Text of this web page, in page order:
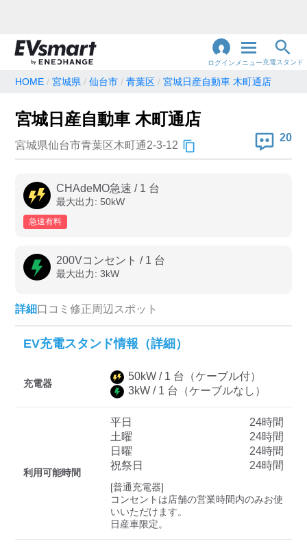
ログイン メニュー充電スタンド
地名・観光スポット・住所で検索
充電器の種類
急速充電器のみ表示
高速道路上のみ表示
認証システム
EV充電エネチェンジ
三菱ディーラーを表示
日産ディーラーを表示
すべて 中速-20kW-以上
HOME 宮城県 仙台市 青葉区 宮城日産自動車 木町通店
宮城日産自動車 木町通店
宮城県仙台市青葉区木町通2-3-12
20
CHAdeMO急速 / 1 台
最大出力: 50kW
急速有料
200Vコンセント / 1 台
最大出力: 3kW
詳細口コミ 修正周辺スポット
EV充電スタンド情報（詳細）
充電器
50kW / 1 台
（ケーブル付）
3kW / 1 台 （ケーブルなし）
利用可能時間
平日
24時間
土曜
24時間
日曜
24時間
祝祭日
24時間
[普通充電器]
コンセントは店舗の営業時間内のみお使
いいただけます。
日産車限定。